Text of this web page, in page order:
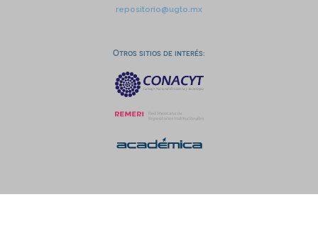
repositorio@ugto.mx
Otros sitios de interés: